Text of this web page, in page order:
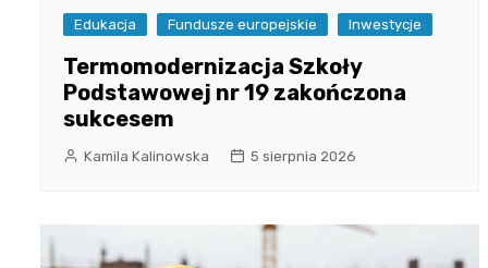
Edukacja Fundusze europejskie Inwestycje
Termomodernizacja Szkoły
Podstawowej nr 19 zakończona
sukcesem
Kamila Kalinowska 5 sierpnia 2026